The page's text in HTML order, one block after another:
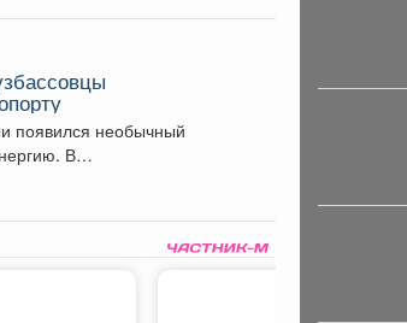
появился необычный
В